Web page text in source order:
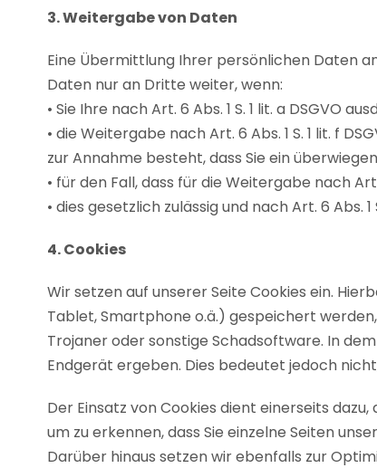
3. Weitergabe von Daten
Eine Übermittlung Ihrer persönlichen Daten
Daten nur an Dritte weiter, wenn:
• Sie Ihre nach Art. 6 Abs. 1 S. 1 lit. a DSGVO
• die Weitergabe nach Art. 6 Abs. 1 S. 1 lit. f
zur Annahme besteht, dass Sie ein
• für den Fall, dass für die Weitergabe nach
• dies gesetzlich zulässig und nach Art. 6
4. Cookies
Wir setzen auf unserer Seite Cookies ein.
Tablet, Smartphone o.ä.) gespeichert
Trojaner oder sonstige Schadsoftware. In
Endgerät ergeben. Dies bedeutet jedoch
Der Einsatz von Cookies dient einerseits
um zu erkennen, dass Sie einzelne Seiten
Darüber hinaus setzen wir ebenfalls zur